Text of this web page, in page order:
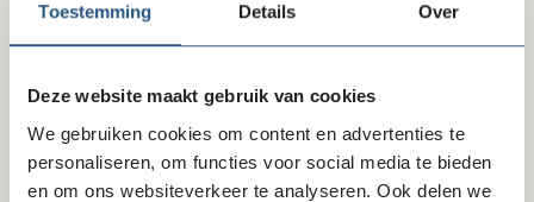
Toestemming Details Over
Deze website maakt gebruik van cookies
We gebruiken cookies om content en advertenties te
personaliseren, om functies voor social media te bieden
en om ons websiteverkeer te analyseren. Ook delen we
september in Nieuwspoort Den Haag.
Delen via LinkedIn
Delen via Facebook